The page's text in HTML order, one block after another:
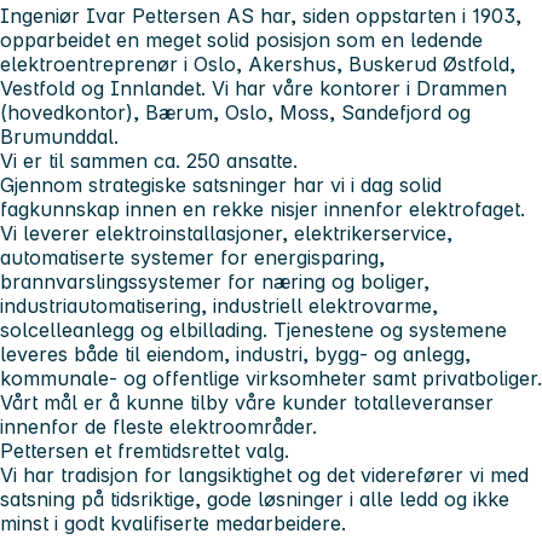
Ingeniør Ivar Pettersen AS har, siden oppstarten i 1903,
opparbeidet en meget solid posisjon som en ledende
elektroentreprenør i Oslo, Akershus, Buskerud Østfold,
Vestfold og Innlandet. Vi har våre kontorer i Drammen
(hovedkontor), Bærum, Oslo, Moss, Sandefjord og
Brumunddal.
Vi er til sammen ca. 250 ansatte.
Gjennom strategiske satsninger har vi i dag solid
fagkunnskap innen en rekke nisjer innenfor elektrofaget.
Vi leverer elektroinstallasjoner, elektrikerservice,
automatiserte systemer for energisparing,
brannvarslingssystemer for næring og boliger,
industriautomatisering, industriell elektrovarme,
solcelleanlegg og elbillading. Tjenestene og systemene
leveres både til eiendom, industri, bygg- og anlegg,
kommunale- og offentlige virksomheter samt privatboliger.
Vårt mål er å kunne tilby våre kunder totalleveranser
innenfor de fleste elektroområder.
Pettersen et fremtidsrettet valg.
Vi har tradisjon for langsiktighet og det viderefører vi med
satsning på tidsriktige, gode løsninger i alle ledd og ikke
minst i godt kvalifiserte medarbeidere.